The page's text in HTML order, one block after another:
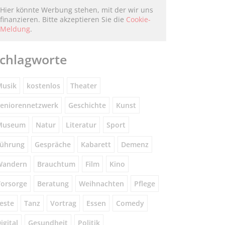
Hier könnte Werbung stehen, mit der wir uns
finanzieren. Bitte akzeptieren Sie die Cookie-
Meldung.
kostenlos Theater
Geschichte Kunst
Natur Literatur Sport
Gespräche Kabarett Demenz
Brauchtum Film Kino
Beratung Weihnachten Pflege
Tanz Vortrag Essen Comedy
Gesundheit Politik